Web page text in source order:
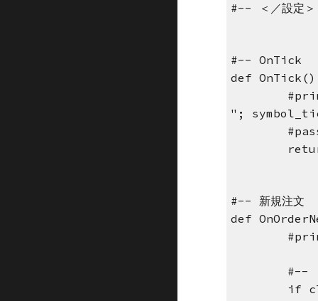
#-- ＜／設定＞
#-- OnTick
def
";
#-- 新規注文
def
#--
if